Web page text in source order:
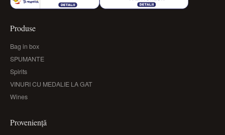
Produse
Bag in box
SPUMANTE
Spirits
VINURI CU MEDALIE LA GAT
Wines
Proveniență